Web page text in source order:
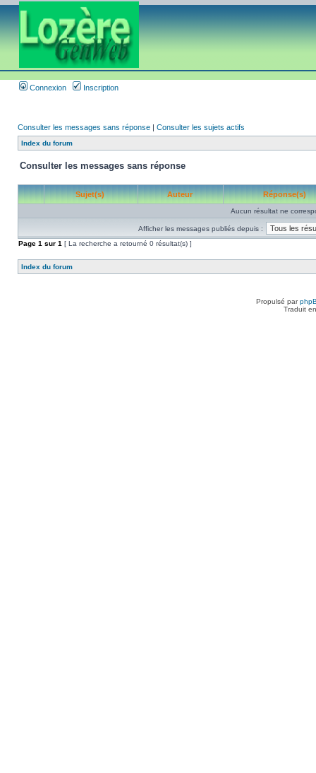
Connexion Inscription
Consulter les messages sans réponse | Consulter les sujets actifs
Index du forum
Consulter les messages sans réponse
Sujet(s) Auteur Réponse(s)
Aucun résultat ne
Afficher les messages publiés depuis :
Page 1 sur 1 [ La recherche a retourné 0 résultat(s) ]
Index du forum
Propulsé par
Traduit